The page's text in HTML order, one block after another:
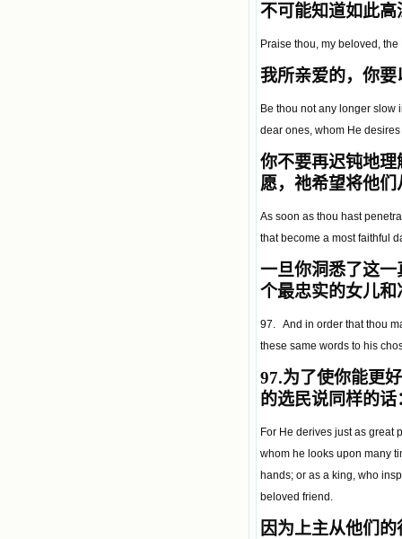
不可能知道如此
Praise thou, my beloved,
我所亲爱的，你
Be thou not any longer
dear ones, whom He
你不要再迟钝地理
愿，祂希望将他
As soon as thou hast
that become a most faithful
一旦你洞悉了这
个最忠实的女儿和
97. And in order that thou
these same words to his
97.为了使你能更
的选民说同样的
For He derives just as great
whom he looks upon many
hands; or as a king, who
beloved friend.
因为上主从他们的